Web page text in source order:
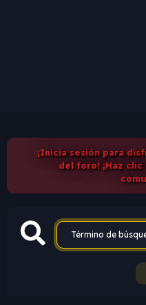
¡Inicia sesión para
del foro! ¡Haz